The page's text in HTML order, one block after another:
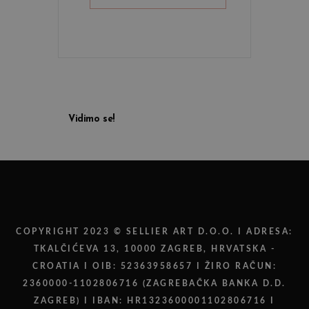
Vidimo se!
COPYRIGHT 2023 © SELLIER ART D.O.O. I ADRESA:
TKALČIĆEVA 13, 10000 ZAGREB, HRVATSKA -
CROATIA I OIB: 52363958657 I ŽIRO RAČUN:
2360000-1102806716 (ZAGREBAČKA BANKA D.D.
ZAGREB) I IBAN: HR1323600001102806716 I